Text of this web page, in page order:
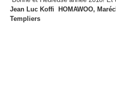
Jean Luc Koffi HOMAWOO,
Templiers